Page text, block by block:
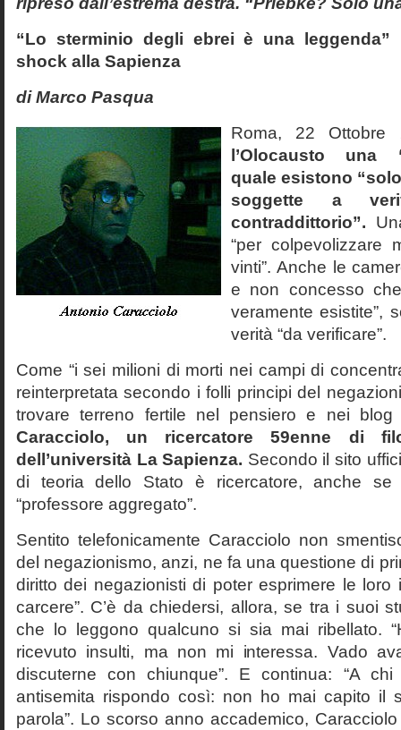
“Lo sterminio degli ebrei è una leggenda”
shock alla Sapienza
di Marco Pasqua
Roma, 22
l’Olocausto una
quale esistono
soggette a
contraddittorio”.
“per colpevolizzare
vinti”. Anche le
e non concesso
veramente esistite”,
verità “da verificare”.
Come “i sei milioni di morti nei campi di
reinterpretata secondo i folli principi del
trovare terreno fertile nel pensiero e nei
Caracciolo, un ricercatore 59enne di
dell’università La Sapienza. Secondo il sito
di teoria dello Stato è ricercatore, anche
“professore aggregato”.
Sentito telefonicamente Caracciolo non
del negazionismo, anzi, ne fa una questione di
diritto dei negazionisti di poter esprimere le loro
carcere”. C’è da chiedersi, allora, se tra i suoi
che lo leggono qualcuno si sia mai ribellato.
ricevuto insulti, ma non mi interessa. Vado
discuterne con chiunque”. E continua: “A
antisemita rispondo così: non ho mai capito il
parola”. Lo scorso anno accademico,